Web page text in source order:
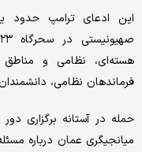
این ادعای ترامپ
هسته‌ای، نظامی و
فرماندهان نظامی،
حمله در آستانه برگزاری
میانجیگری عمان درباره